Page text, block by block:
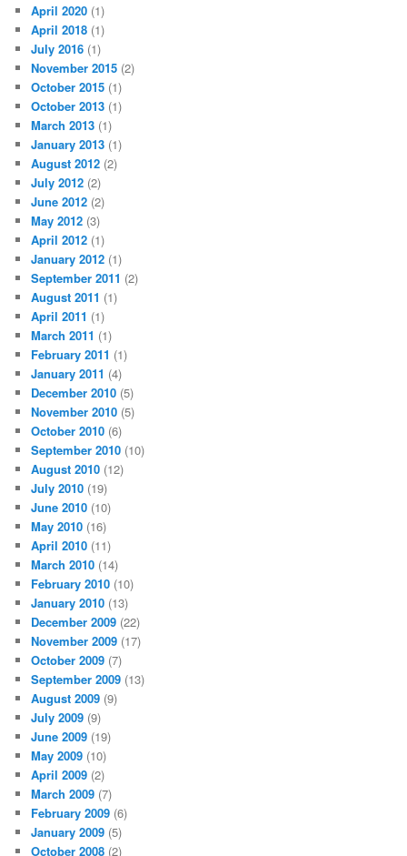
April 2020 (1)
April 2018 (1)
July 2016 (1)
November 2015 (2)
October 2015 (1)
October 2013 (1)
March 2013 (1)
January 2013 (1)
August 2012 (2)
July 2012 (2)
June 2012 (2)
May 2012 (3)
April 2012 (1)
January 2012 (1)
September 2011 (2)
August 2011 (1)
April 2011 (1)
March 2011 (1)
February 2011 (1)
January 2011 (4)
December 2010 (5)
November 2010 (5)
October 2010 (6)
September 2010 (10)
August 2010 (12)
July 2010 (19)
June 2010 (10)
May 2010 (16)
April 2010 (11)
March 2010 (14)
February 2010 (10)
January 2010 (13)
December 2009 (22)
November 2009 (17)
October 2009 (7)
September 2009 (13)
August 2009 (9)
July 2009 (9)
June 2009 (19)
May 2009 (10)
April 2009 (2)
March 2009 (7)
February 2009 (6)
January 2009 (5)
October 2008 (2)